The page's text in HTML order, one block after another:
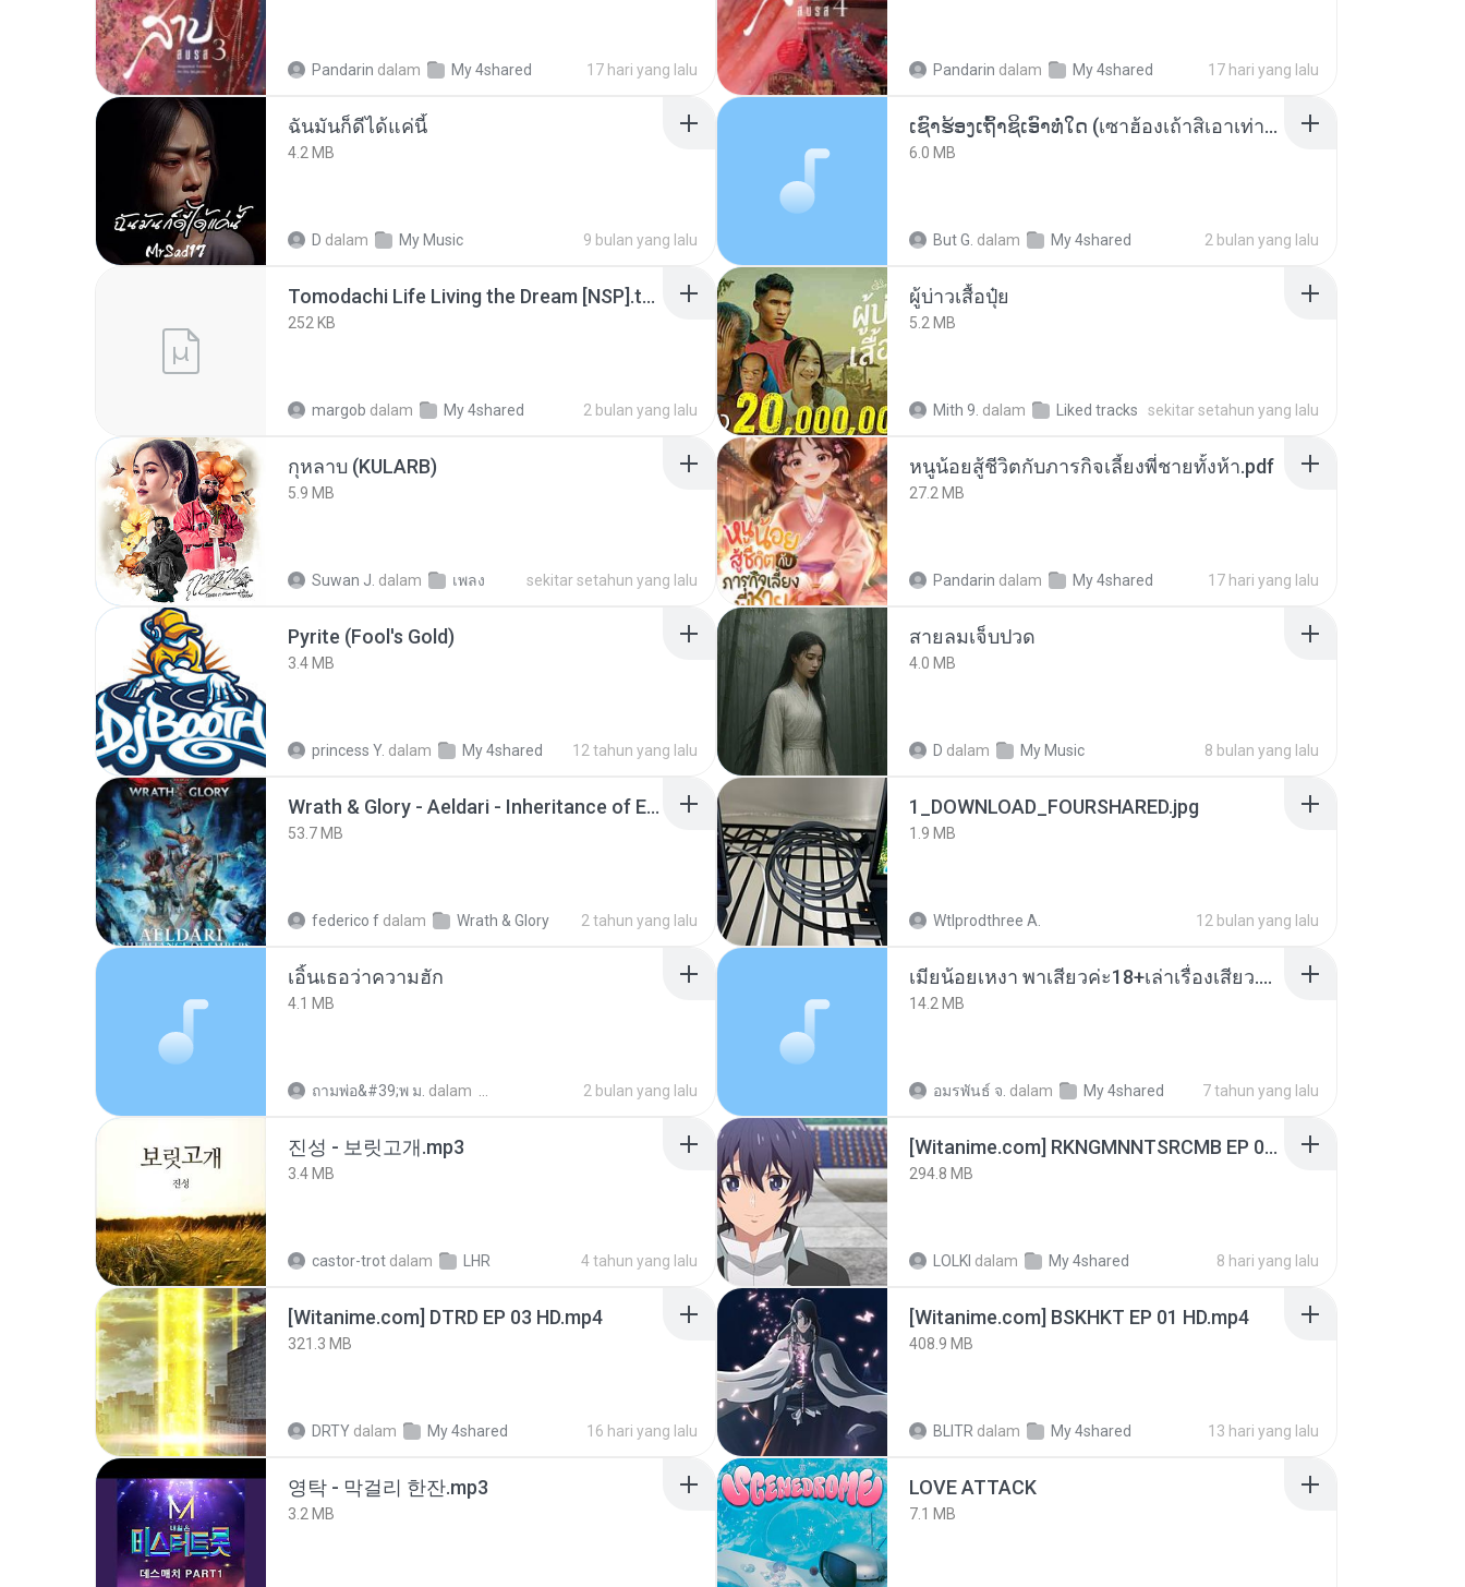
Pandarin dalam My 4shared 17 hari yang lalu Pandarin dalam My 4shared 17 hari yang lalu
ฉันมันก็ดีได้แค่นี้
4.2 MB
D dalam My Music 9 bulan yang lalu
ເຊົາຮ້ອງເຖົ້າຊິເອົາທໍ່ໃດ (เซาฮ้องเถ้าสิเอาเท่าใด) ບຸນເກີດ ຫນູຫ່ວງ ft. ໂສພາ ຈຸນທະລາ
6.0 MB
But G. dalam My 4shared 2 bulan yang lalu
Tomodachi Life Living the Dream [NSP].torrent
252 KB
margob dalam My 4shared 2 bulan yang lalu
ผู้บ่าวเสื้อปุ๋ย
5.2 MB
Mith 9. dalam Liked tracks sekitar setahun yang lalu
กุหลาบ (KULARB)
5.9 MB
Suwan J. dalam เพลง sekitar setahun yang lalu
หนูน้อยสู้ชีวิตกับภารกิจเลี้ยงพี่ชายทั้งห้า.pdf
27.2 MB
Pandarin dalam My 4shared 17 hari yang lalu
Pyrite (Fool's Gold)
3.4 MB
princess Y. dalam My 4shared 12 tahun yang lalu
สายลมเจ็บปวด
4.0 MB
D dalam My Music 8 bulan yang lalu
Wrath & Glory - Aeldari - Inheritance of Embers.pdf
53.7 MB
federico f dalam Wrath & Glory 2 tahun yang lalu
1_DOWNLOAD_FOURSHARED.jpg
1.9 MB
Wtlprodthree A. 12 bulan yang lalu
เอิ้นเธอว่าความฮัก
4.1 MB
ถามพ่อ&#39;พ ม. dalam 2 bulan yang lalu
เมียน้อยเหงา พาเสียวค่ะ18+เล่าเรื่องเสียว.mp3
14.2 MB
อมรพันธ์ จ. dalam My 4shared 7 tahun yang lalu
진성 - 보릿고개.mp3
3.4 MB
castor-trot dalam LHR 4 tahun yang lalu
[Witanime.com] RKNGMNNTSRCMB EP 06 HD.mp4
294.8 MB
LOLKI dalam My 4shared 8 hari yang lalu
[Witanime.com] DTRD EP 03 HD.mp4
321.3 MB
DRTY dalam My 4shared 16 hari yang lalu
[Witanime.com] BSKHKT EP 01 HD.mp4
408.9 MB
BLITR dalam My 4shared 13 hari yang lalu
영탁 - 막걸리 한잔.mp3
3.2 MB
LOVE ATTACK
7.1 MB